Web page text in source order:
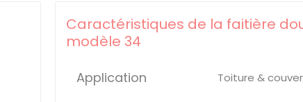
Caractéristiques de la faitière
modèle 34
Application Toiture &